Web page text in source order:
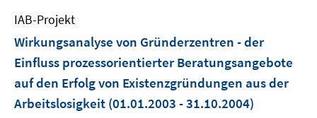
IAB-Projekt
Wirkungsanalyse von Gründerzentren - der
Einfluss prozessorientierter Beratungsangebote
auf den Erfolg von Existenzgründungen aus der
Arbeitslosigkeit (01.01.2003 - 31.10.2004)